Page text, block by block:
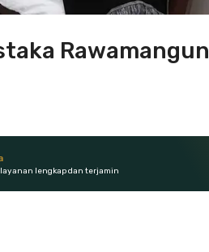
Rawamangun
lengkap dan terjamin